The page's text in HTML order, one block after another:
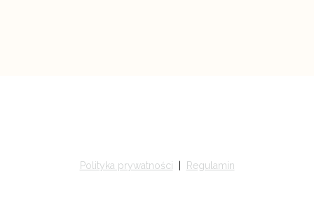
Polityka prywatności Regulamin